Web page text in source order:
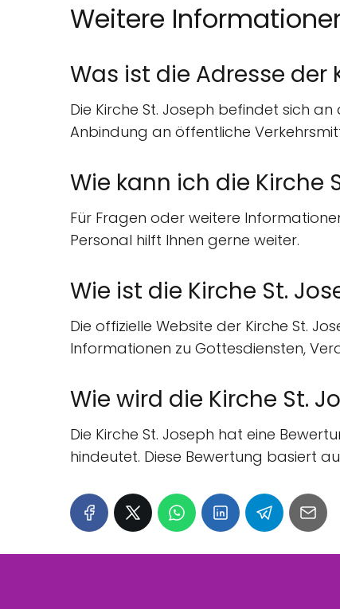
Weitere
Was ist die Adresse der
Die Kirche St. Joseph befindet sich an
Anbindung an öffentliche
Wie kann ich die Kirche
Für Fragen oder weitere
Personal hilft Ihnen gerne weiter.
Wie ist die Kirche St.
Die offizielle Website der Kirche St.
Informationen zu Gottesdiensten,
Wie wird die Kirche St.
Die Kirche St. Joseph hat eine
hindeutet. Diese Bewertung basiert